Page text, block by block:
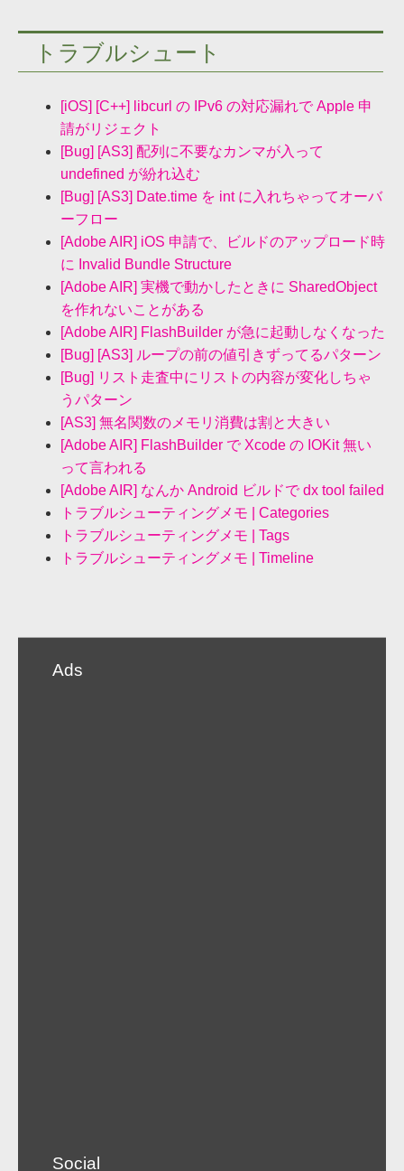
トラブルシュート
[iOS] [C++] libcurl の IPv6 の対応漏れで Apple 申
請がリジェクト
[Bug] [AS3] 配列に不要なカンマが入って
undefined が紛れ込む
[Bug] [AS3] Date.time を int に入れちゃってオーバ
ーフロー
[Adobe AIR] iOS 申請で、ビルドのアップロード時
に Invalid Bundle Structure
[Adobe AIR] 実機で動かしたときに SharedObject
を作れないことがある
[Adobe AIR] FlashBuilder が急に起動しなくなった
[Bug] [AS3] ループの前の値引きずってるパターン
[Bug] リスト走査中にリストの内容が変化しちゃ
うパターン
[AS3] 無名関数のメモリ消費は割と大きい
[Adobe AIR] FlashBuilder で Xcode の IOKit 無い
って言われる
[Adobe AIR] なんか Android ビルドで dx tool failed
トラブルシューティングメモ | Categories
トラブルシューティングメモ | Tags
トラブルシューティングメモ | Timeline
Ads
Social